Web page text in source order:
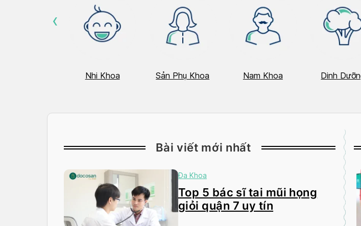
Nhi Khoa Sản Phụ Khoa Nam Khoa Dinh
‹
Bài viết mới nhất
Đa Khoa
Top 5 bác sĩ tai mũi họng
giỏi quận 7 uy tín